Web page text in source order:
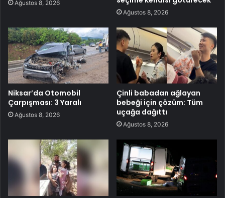
Ağustos 8, 2026
Ağustos 8, 2026
Niksar’da Otomobil
Çarpışması: 3 Yaralı
Ağustos 8, 2026
Çinli babadan ağlayan
bebeği için çözüm: Tüm
uçağa dağıttı
Ağustos 8, 2026